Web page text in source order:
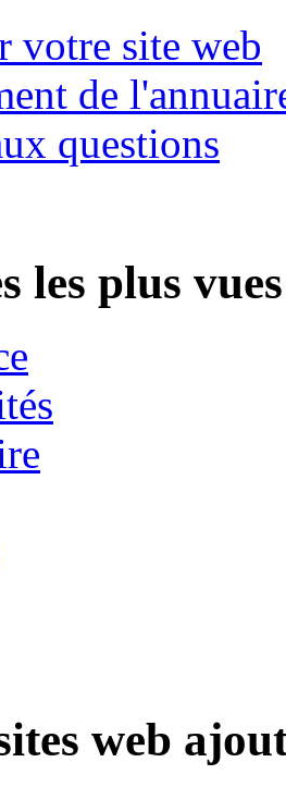
votre site web
de
questions
les plus vues
web